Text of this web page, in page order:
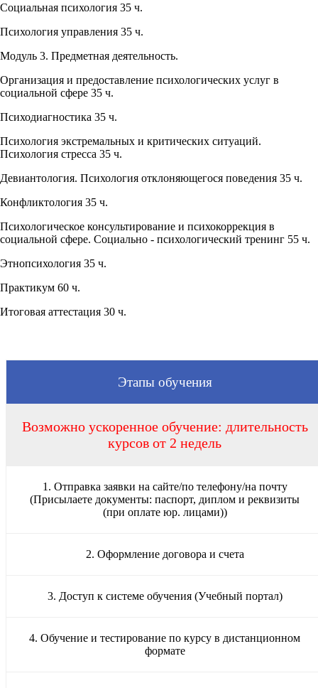
Социальная психология 35 ч.
Психология управления 35 ч.
Модуль 3. Предметная деятельность.
Организация и предоставление психологических услуг в
социальной сфере 35 ч.
Психодиагностика 35 ч.
Психология экстремальных и критических ситуаций.
Психология стресса 35 ч.
Девиантология. Психология отклоняющегося поведения 35 ч.
Конфликтология 35 ч.
Психологическое консультирование и психокоррекция в
социальной сфере. Социально - психологический тренинг 55 ч.
Этнопсихология 35 ч.
Практикум 60 ч.
Итоговая аттестация 30 ч.
Этапы обучения
Возможно ускоренное обучение: длительность
курсов от 2 недель
1. Отправка заявки на сайте/по телефону/на почту
(Присылаете документы: паспорт, диплом и реквизиты
(при оплате юр. лицами))
2. Оформление договора и счета
3. Доступ к системе обучения (Учебный портал)
4. Обучение и тестирование по курсу в дистанционном
формате